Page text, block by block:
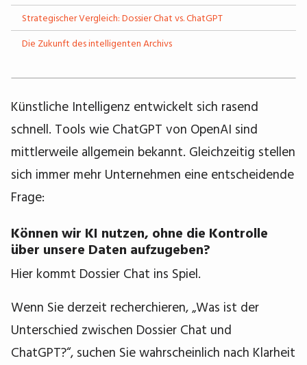
Strategischer Vergleich: Dossier Chat vs. ChatGPT
Die Zukunft des intelligenten Archivs
Künstliche Intelligenz entwickelt sich rasend
schnell. Tools wie ChatGPT von OpenAI sind
mittlerweile allgemein bekannt. Gleichzeitig stellen
sich immer mehr Unternehmen eine entscheidende
Frage:
Können wir KI nutzen, ohne die Kontrolle
über unsere Daten aufzugeben?
Hier kommt Dossier Chat ins Spiel.
Wenn Sie derzeit recherchieren, „Was ist der
Unterschied zwischen Dossier Chat und
ChatGPT?“, suchen Sie wahrscheinlich nach Klarheit